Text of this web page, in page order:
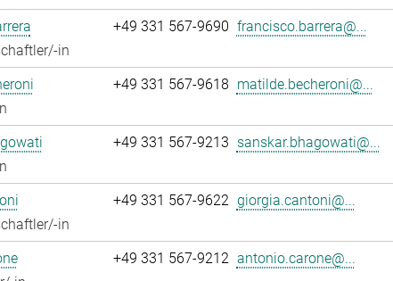
in
+49 331 567-9690 francisco.barrera@...
+49 331 567-9618 matilde.becheroni@...
+49 331 567-9213 sanskar.bhagowati@...
in
+49 331 567-9622 giorgia.cantoni@...
+49 331 567-9212 antonio.carone@...